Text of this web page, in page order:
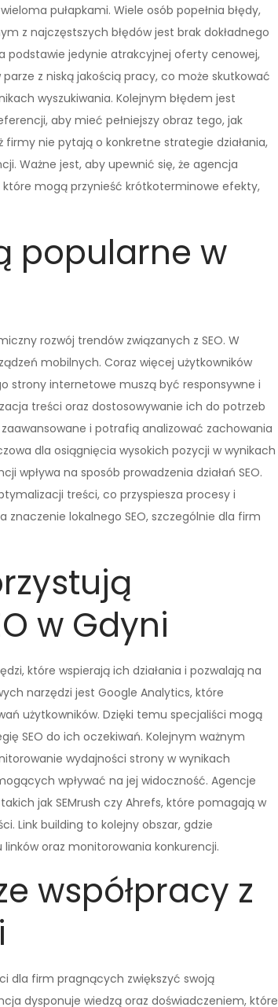
pułapkami. Wiele osób popełnia błędy,
z najczęstszych błędów jest brak dokładnego
podstawie jedynie atrakcyjnej oferty cenowej,
z niską jakością pracy, co może skutkować
wyszukiwania. Kolejnym błędem jest
aby mieć pełniejszy obraz tego, jak
nie pytają o konkretne strategie działania,
Ważne jest, aby upewnić się, że agencja
mogą przynieść krótkoterminowe efekty,
popularne w
rozwój trendów związanych z SEO. W
mobilnych. Coraz więcej użytkowników
strony internetowe muszą być responsywne i
treści oraz dostosowywanie ich do potrzeb
i potrafią analizować zachowania
dla osiągnięcia wysokich pozycji w wynikach
wpływa na sposób prowadzenia działań SEO.
treści, co przyspiesza procesy i
znaczenie lokalnego SEO, szczególnie dla firm
w Gdyni
które wspierają ich działania i pozwalają na
narzędzi jest Google Analytics, które
użytkowników. Dzięki temu specjaliści mogą
SEO do ich oczekiwań. Kolejnym ważnym
wydajności strony w wynikach
wpływać na jej widoczność. Agencje
jak SEMrush czy Ahrefs, które pomagają w
Link building to kolejny obszar, gdzie
oraz monitorowania konkurencji.
współpracy z
dla firm pragnących zwiększyć swoją
dysponuje wiedzą oraz doświadczeniem, które